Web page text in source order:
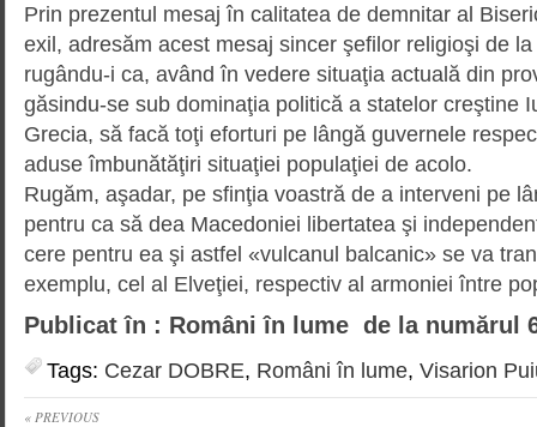
Prin prezentul mesaj în calitatea de demnitar al
exil, adresăm acest mesaj sincer şefilor religioşi de
rugându-i ca, având în vedere situaţia actuală din
găsindu-se sub dominaţia politică a statelor creştine
Grecia, să facă toţi eforturi pe lângă guvernele
aduse îmbunătăţiri situaţiei populaţiei de acolo.
Rugăm, aşadar, pe sfinţia voastră de a interveni pe
pentru ca să dea Macedoniei libertatea şi
cere pentru ea şi astfel «vulcanul balcanic» se va
exemplu, cel al Elveţiei, respectiv al armoniei între
Publicat în : Români în lume de la numărul
Tags: Cezar DOBRE, Români în lume, Visarion
« PREVIOUS